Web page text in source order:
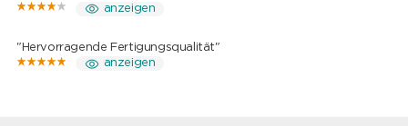
anzeigen
"Hervorragende Fertigungsqualität"
anzeigen